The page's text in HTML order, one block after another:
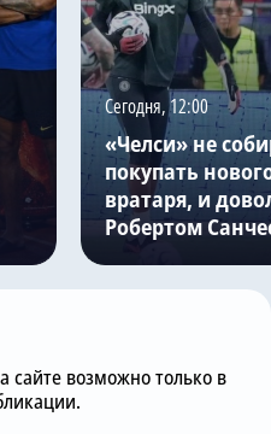
Сегодня, 12:00
«Челси» не
покупать
вратаря, и
Робертом
сайте возможно только в